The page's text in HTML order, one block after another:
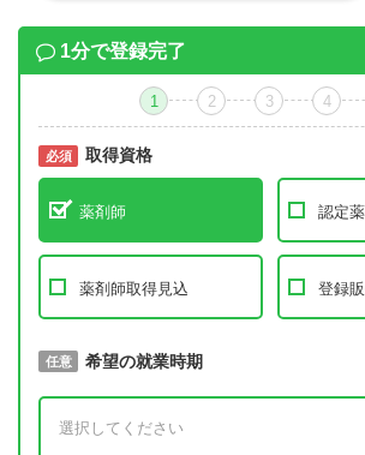
1分で登録完了
1 2 3 4
必須 取得資格
薬剤師 認定
薬剤師取得見込 登録
必須 取得予定年
任意 希望の就業時期